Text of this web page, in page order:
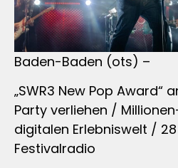
Baden-Baden (ots) –
„SWR3 New Pop Award“
Party verliehen /
digitalen Erlebniswelt /
Festivalradio